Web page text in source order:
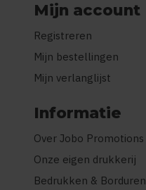
Mijn account
Registreren
Mijn bestellingen
Mijn verlanglijst
Informatie
Over Jobo Promotions
Onze eigen drukkerij
Bedrukken & Borduren